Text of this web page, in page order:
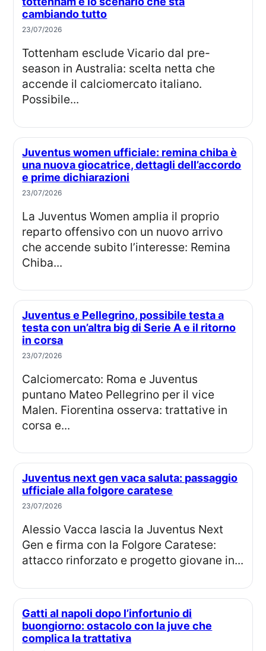
cambiando tutto
23/07/2026
Tottenham esclude Vicario dal pre-
season in Australia: scelta netta che
accende il calciomercato italiano.
Possibile...
Juventus women ufficiale: remina chiba è
una nuova giocatrice, dettagli dell’accordo
e prime dichiarazioni
23/07/2026
La Juventus Women amplia il proprio
reparto offensivo con un nuovo arrivo
che accende subito l’interesse: Remina
Chiba...
Juventus e Pellegrino, possibile testa a
testa con un’altra big di Serie A e il ritorno
in corsa
23/07/2026
Calciomercato: Roma e Juventus
puntano Mateo Pellegrino per il vice
Malen. Fiorentina osserva: trattative in
corsa e...
Juventus next gen vaca saluta: passaggio
ufficiale alla folgore caratese
23/07/2026
Alessio Vacca lascia la Juventus Next
Gen e firma con la Folgore Caratese:
attacco rinforzato e progetto giovane in...
Gatti al napoli dopo l’infortunio di
buongiorno: ostacolo con la juve che
complica la trattativa